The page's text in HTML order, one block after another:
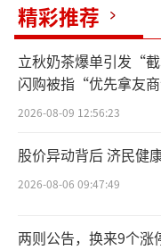
的需要，实质
的“背水一战”。
招股书显示
中。创始人杨帆
慧敏直接持股约
投资（持股
实体，控股股
权。
精彩推荐
立秋奶茶爆单引发“
闪购被指“优先拿友
贵的拿”
2026-08-09 12:56:23
股价异动背后 济民健
2026-08-06 09:47:49
两则公告，换来9个涨